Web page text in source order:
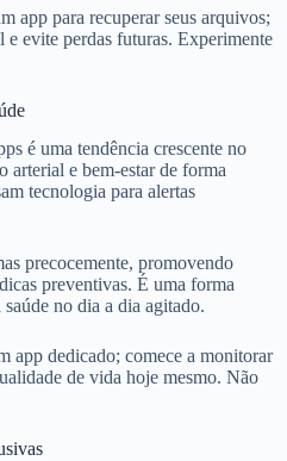
app para recuperar seus arquivos;
evite perdas futuras. Experimente
é uma tendência crescente no
arterial e bem-estar de forma
tecnologia para alertas
precocemente, promovendo
preventivas. É uma forma
no dia a dia agitado.
app dedicado; comece a monitorar
de vida hoje mesmo. Não